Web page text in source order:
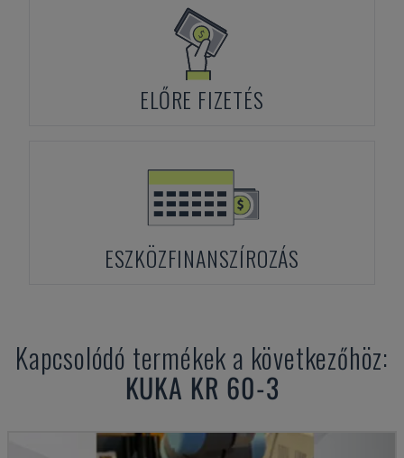
ELŐRE FIZETÉS
ESZKÖZFINANSZÍROZÁS
Kapcsolódó termékek a következőhöz:
KUKA KR 60-3